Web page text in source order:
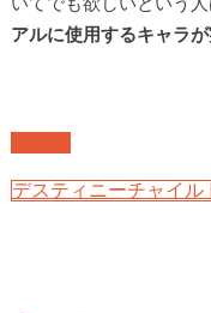
いてでも欲しいという人
アルに使用するキャラ
デスティニーチャイル